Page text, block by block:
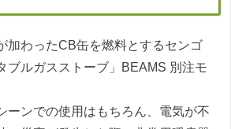
加わったCB缶を燃料とするセンゴ
ブルガスストーブ」BEAMS 別注モ
ーンでの使用はもちろん、電気が不